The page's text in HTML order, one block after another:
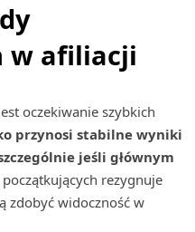
w afiliacji
oczekiwanie szybkich
przynosi stabilne wyniki
jeśli głównym
rezygnuje
zdobyć widoczność w